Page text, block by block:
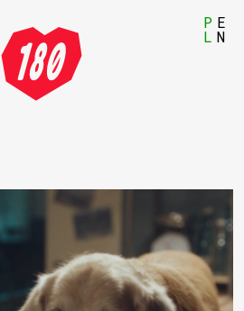
P
L
E
N